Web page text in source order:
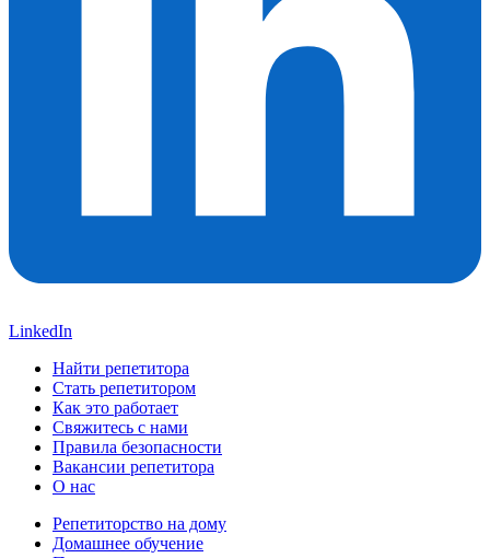
LinkedIn
Найти репетитора
Стать репетитором
Как это работает
Свяжитесь с нами
Правила безопасности
Вакансии репетитора
О нас
Репетиторство на дому
Домашнее обучение